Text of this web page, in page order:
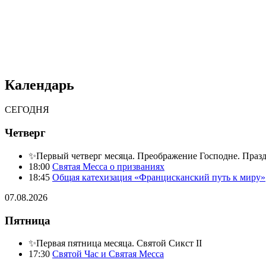
Календарь
СЕГОДНЯ
Четверг
✨Первый четверг месяца. Преображение Господне.
18:00 Святая Месса о призваниях
18:45 Общая катехизация «Францисканский путь к миру»
07.08.2026
Пятница
✨Первая пятница месяца. Святой Сикст II
17:30 Святой Час и Святая Месса